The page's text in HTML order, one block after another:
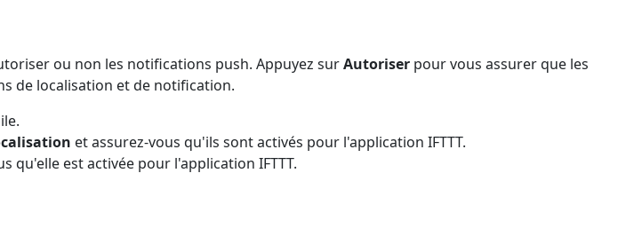
ou non les notifications push. Appuyez surAutoriser pour vous assurer que les
de localisation et de notification.
et assurez-vous qu'ils sont activés pour l'application IFTTT.
qu'elle est activée pour l'application IFTTT.